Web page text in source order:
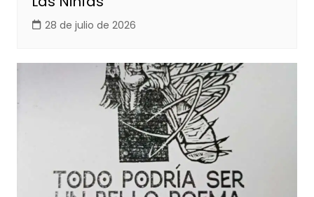
28 de julio de 2026